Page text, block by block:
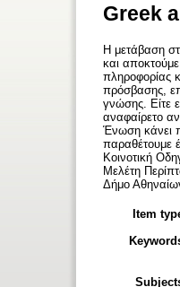
Greek
Η μετάβαση
και
πληροφορίας
πρόσβασης,
γνώσης. Είτε
αναφαίρετο
Ένωση κάνει
παραθέτουμε
Κοινοτική
Μελέτη
Δήμο
Item